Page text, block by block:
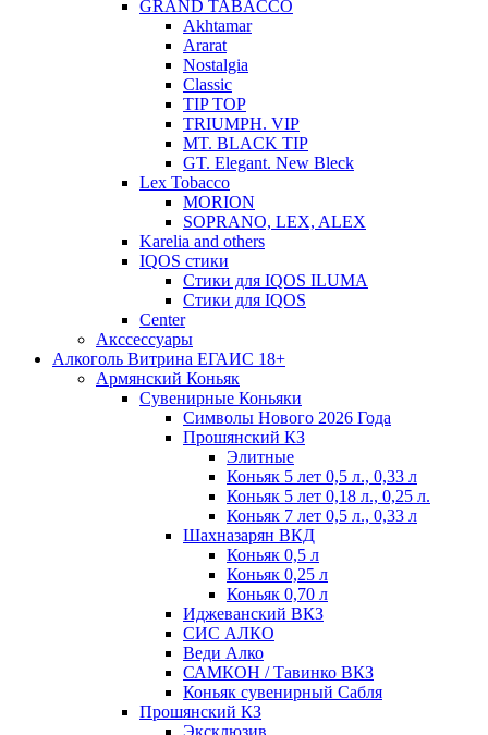
GRAND TABACCO
Akhtamar
Ararat
Nostalgia
Classic
TIP TOP
TRIUMPH. VIP
MT. BLACK TIP
GT. Elegant. New Bleck
Lex Tobacco
MORION
SOPRANO, LEX, ALEX
Karelia and others
IQOS стики
Стики для IQOS ILUMA
Стики для IQOS
Сenter
Акссессуары
Алкоголь Витрина ЕГАИС 18+
Армянский Коньяк
Сувенирные Коньяки
Символы Нового 2026 Года
Прошянский КЗ
Элитные
Коньяк 5 лет 0,5 л., 0,33 л
Коньяк 5 лет 0,18 л., 0,25 л.
Коньяк 7 лет 0,5 л., 0,33 л
Шахназарян ВКД
Коньяк 0,5 л
Коньяк 0,25 л
Коньяк 0,70 л
Иджеванский ВКЗ
СИС АЛКО
Веди Алко
САМКОН / Тавинко ВКЗ
Коньяк сувенирный Сабля
Прошянский КЗ
Эксклюзив